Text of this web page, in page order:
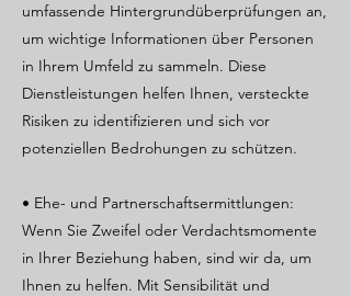
umfassende Hintergrundüberprüfungen an,
um wichtige Informationen über Personen
in Ihrem Umfeld zu sammeln. Diese
Dienstleistungen helfen Ihnen, versteckte
Risiken zu identifizieren und sich vor
potenziellen Bedrohungen zu schützen.
• Ehe- und Partnerschaftsermittlungen:
Wenn Sie Zweifel oder Verdachtsmomente
in Ihrer Beziehung haben, sind wir da, um
Ihnen zu helfen. Mit Sensibilität und